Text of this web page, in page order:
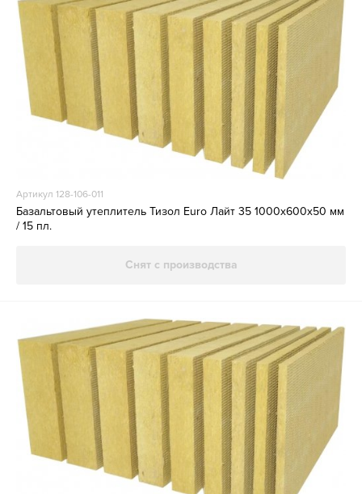
Артикул 128-106-011
Базальтовый утеплитель Тизол Euro Лайт 35 1000х600х50 мм
/ 15 пл.
Снят с производства